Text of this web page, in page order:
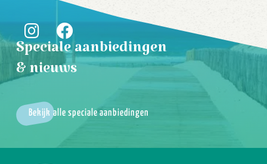
Speciale aanbiedingen
& nieuws
Bekijk alle speciale aanbiedingen